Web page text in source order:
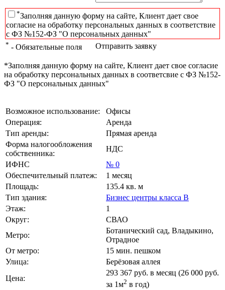
*Заполняя данную форму на сайте, Клиент дает свое
согласие на обработку персональных данных в соответствие
с ФЗ №152-ФЗ "О персональных данных"
* - Обязательные поля Отправить заявку
*Заполняя данную форму на сайте, Клиент дает свое согласие
на обработку персональных данных в соответсвие с ФЗ №152-
ФЗ "О персональных данных"
Возможное использование:
Офисы
Операция:
Аренда
Тип аренды:
Прямая аренда
Форма налогообложения
собственника:
НДС
ИФНС
№ 0
Обеспечительный платеж:
1 месяц
Площадь:
135.4 кв. м
Тип здания:
Бизнес центры класса B
Этаж:
1
Округ:
СВАО
Метро:
Ботанический сад, Владыкино,
Отрадное
От метро:
15 мин. пешком
Улица:
Берёзовая аллея
Цена:
293 367 руб. в месяц (26 000 руб.
за 1м2 в год)